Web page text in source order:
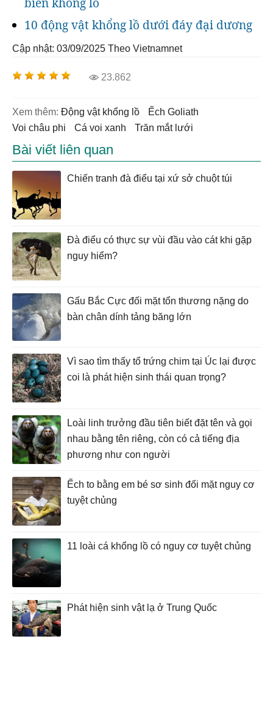
10 động vật khổng lồ dưới đáy đại dương
Cập nhật: 03/09/2025 Theo Vietnamnet
23.862
Xem thêm: động vật khổng lồ
ếch Goliath
voi châu phi
cá voi xanh trăn mắt lưới
Bài viết liên quan
Chiến tranh đà điểu tại xứ sở chuột túi
Đà điểu có thực sự vùi đầu vào cát khi gặp
nguy hiểm?
Gấu Bắc Cực đối mặt tổn thương nặng do
bàn chân dính tảng băng lớn
Vì sao tìm thấy tổ trứng chim tại Úc lại được
coi là phát hiện sinh thái quan trọng?
Loài linh trưởng đầu tiên biết đặt tên và gọi
nhau bằng tên riêng, còn có cả tiếng địa
phương như con người
Ếch to bằng em bé sơ sinh đối mặt nguy cơ
tuyệt chủng
11 loài cá khổng lồ có nguy cơ tuyệt chủng
Phát hiện sinh vật lạ ở Trung Quốc